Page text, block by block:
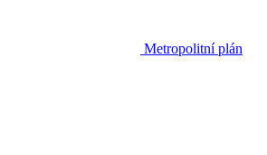
Metropolitní plán